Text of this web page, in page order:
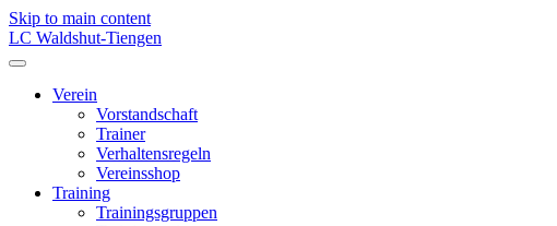
Skip to main content
LC Waldshut-Tiengen
Verein
Vorstandschaft
Trainer
Verhaltensregeln
Vereinsshop
Training
Trainingsgruppen